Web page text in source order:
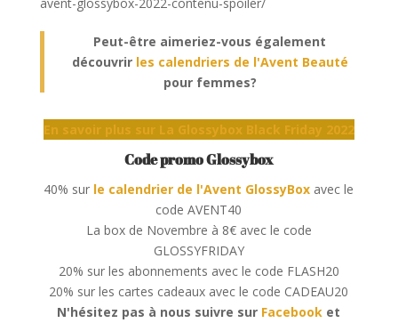
Peut-être aimeriez-vous également
découvrir les calendriers de l'Avent Beauté
pour femmes?
En savoir plus sur La Glossybox Black Friday 2022
Code promoGlossybox
40% sur le calendrier de l'Avent GlossyBox avec le
code AVENT40
La box de Novembre à 8€ avec le code
GLOSSYFRIDAY
20% sur les abonnements avec le code FLASH20
20% sur les cartes cadeaux avec le code CADEAU20
N'hésitez pas à nous suivre sur Facebook et